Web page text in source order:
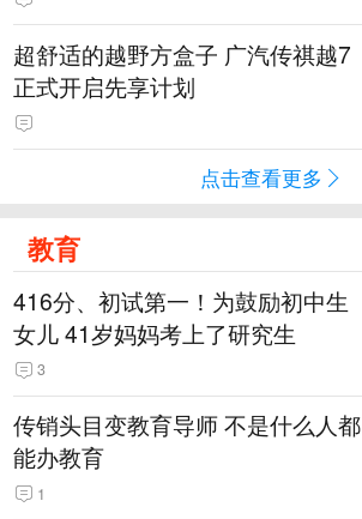
超舒适的越野方盒子 广汽传祺越7
正式开启先享计划
点击查看更多
教育
416分、初试第一！为鼓励初中生
女儿 41岁妈妈考上了研究生
3
传销头目变教育导师 不是什么人都
能办教育
1